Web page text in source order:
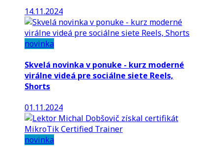
14.11.2024
novinka
Skvelá novinka v ponuke - kurz moderné
virálne videá pre sociálne siete Reels,
Shorts
01.11.2024
novinka